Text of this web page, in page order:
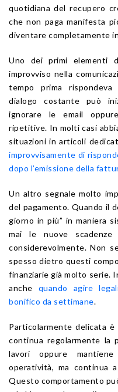
quotidiana del recupero
che non paga manifesta
diventare completamente
Uno dei primi elementi
improvviso nella
tempo prima
dialogo costante può
ignorare le email
ripetitive. In molti casi
situazioni in articoli
improvvisamente di
dopo l’emissione della
Un altro segnale molto
del pagamento. Quando il
giorno in più” in maniera
mai le nuove scadenze
considerevolmente. Non
spesso dietro questi
finanziarie già molto serie.
anche quando agire
bonifico da settimane.
Particolarmente delicata
continua regolarmente la
lavori oppure
operatività, ma continua
Questo comportamento